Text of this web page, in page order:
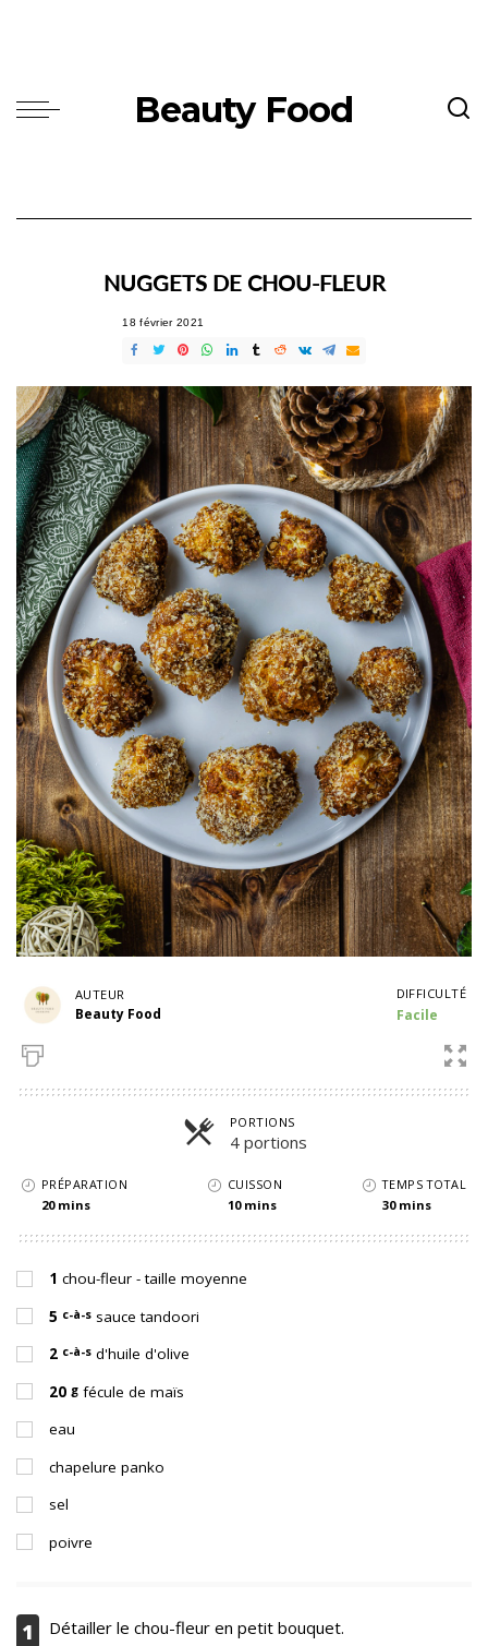
Beauty Food
NUGGETS DE CHOU-FLEUR
18 février 2021
AUTEUR
Beauty Food
DIFFICULTÉ
Facile
PORTIONS
4 portions
PRÉPARATION
20 mins
CUISSON
10 mins
TEMPS TOTAL
30 mins
1 chou-fleur - taille moyenne
5 c-à-s sauce tandoori
2 c-à-s d'huile d'olive
20 g fécule de maïs
eau
chapelure panko
sel
poivre
1 Détailler le chou-fleur en petit bouquet.